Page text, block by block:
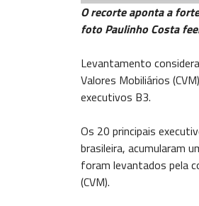
O recorte aponta a
foto Paulinho Costa
Levantamento
Valores Mobiliários (CVM)
executivos B3.
Os 20 principais
brasileira, acumularam
foram levantados pela
(CVM).